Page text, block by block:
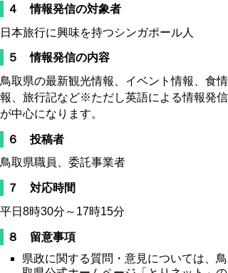
４ 情報発信の対象者
日本旅行に興味を持つシンガポール人
５ 情報発信の内容
鳥取県の最新観光情報、イベント情報、食情
報、旅行記など※ただし英語による情報発信
が中心になります。
６ 投稿者
鳥取県職員、委託事業者
７ 対応時間
平日8時30分～17時15分
８ 留意事項
県政に関する質問・意見については、鳥